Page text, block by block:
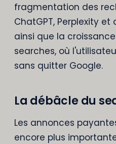
fragmentation des
ChatGPT, Perplexity
ainsi que la
searches, où
sans quitter Google.
La débâcle du
Les annonces
encore plus